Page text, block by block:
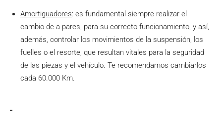
Amortiguadores: es fundamental siempre realizar el
cambio de a pares, para su correcto funcionamiento, y así,
además, controlar los movimientos de la suspensión, los
fuelles o el resorte, que resultan vitales para la seguridad
de las piezas y el vehículo. Te recomendamos cambiarlos
cada 60.000 Km.